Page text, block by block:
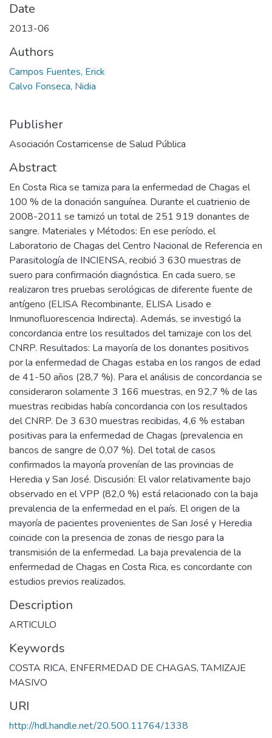
Date
2013-06
Authors
Campos Fuentes, Erick
Calvo Fonseca, Nidia
Publisher
Asociación Costarricense de Salud Pública
Abstract
En Costa Rica se tamiza para la enfermedad de Chagas el
100 % de la donación sanguínea. Durante el cuatrienio de
2008-2011 se tamizó un total de 251 919 donantes de
sangre. Materiales y Métodos: En ese período, el
Laboratorio de Chagas del Centro Nacional de Referencia en
Parasitología de INCIENSA, recibió 3 630 muestras de
suero para confirmación diagnóstica. En cada suero, se
realizaron tres pruebas serológicas de diferente fuente de
antígeno (ELISA Recombinante, ELISA Lisado e
Inmunofluorescencia Indirecta). Además, se investigó la
concordancia entre los resultados del tamizaje con los del
CNRP. Resultados: La mayoría de los donantes positivos
por la enfermedad de Chagas estaba en los rangos de edad
de 41-50 años (28,7 %). Para el análisis de concordancia se
consideraron solamente 3 166 muestras, en 92,7 % de las
muestras recibidas había concordancia con los resultados
del CNRP. De 3 630 muestras recibidas, 4,6 % estaban
positivas para la enfermedad de Chagas (prevalencia en
bancos de sangre de 0,07 %). Del total de casos
confirmados la mayoría provenían de las provincias de
Heredia y San José. Discusión: El valor relativamente bajo
observado en el VPP (82,0 %) está relacionado con la baja
prevalencia de la enfermedad en el país. El origen de la
mayoría de pacientes provenientes de San José y Heredia
coincide con la presencia de zonas de riesgo para la
transmisión de la enfermedad. La baja prevalencia de la
enfermedad de Chagas en Costa Rica, es concordante con
estudios previos realizados.
Description
ARTICULO
Keywords
COSTA RICA, ENFERMEDAD DE CHAGAS,TAMIZAJE
MASIVO
URI
http://hdl.handle.net/20.500.11764/1338